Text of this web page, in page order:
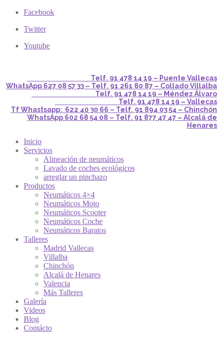
Facebook
Twitter
Youtube
Telf. 91 478 14 19 – Puente Vallecas
WhatsApp 627 08 57 33 – Telf. 91 261 80 87 – Collado Villalba
Telf. 91 478 14 19 – Méndez Álvaro
Telf. 91 478 14 19 – Vallecas
Tf Whastsapp: 622 40 30 66 – Telf. 91 894 03 54 – Chinchón
WhatsApp 602 68 54 08 – Telf. 91 877 47 47 – Alcalá de
Henares
Inicio
Servicios
Alineación de neumáticos
Lavado de coches ecológicos
arreglar un pinchazo
Productos
Neumáticos 4×4
Neumáticos Moto
Neumáticos Scooter
Neumáticos Coche
Neumáticos Baratos
Talleres
Madrid Vallecas
Villalba
Chinchón
Alcalá de Henares
Valencia
Más Talleres
Galería
Videos
Blog
Contácto